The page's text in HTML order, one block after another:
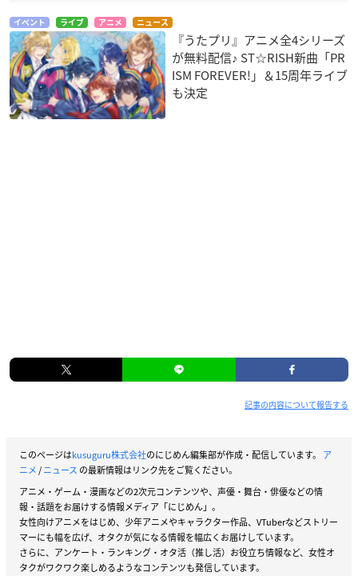
イベント ライブ アニメ ニュース
『うたプリ』アニメ全4シリーズ
が無料配信♪ ST☆RISH新曲「PR
ISM FOREVER!」＆15周年ライブ
も決定
記事の内容について報告する
このページはkusuguru株式会社のにじめん編集部が作成・配信しています。 ア
ニメ/ニュース の最新情報はリンク先をご覧ください。
アニメ・ゲーム・漫画などの2次元コンテンツや、声優・舞台・俳優などの情
報・話題をお届けする情報メディア「にじめん」。
女性向けアニメをはじめ、少年アニメやキャラクター作品、VTuberなどストリー
マーにも幅を広げ、オタクが気になる情報を幅広くお届けしています。
さらに、アンケート・ランキング・オタ活（推し活）お役立ち情報など、女性オ
タクがワクワク楽しめるようなコンテンツも発信しています。